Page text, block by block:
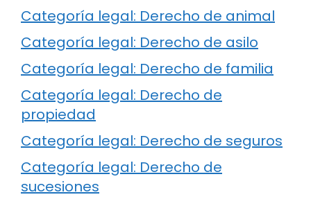
Categoría legal: Derecho de animal
Categoría legal: Derecho de asilo
Categoría legal: Derecho de familia
Categoría legal: Derecho de
propiedad
Categoría legal: Derecho de seguros
Categoría legal: Derecho de
sucesiones